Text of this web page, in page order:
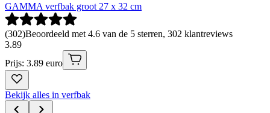
GAMMA verfbak groot 27 x 32 cm
(302)Beoordeeld met 4.6 van de 5 sterren, 302 klantreviews
3.89
Prijs: 3.89 euro
Bekijk alles in verfbak